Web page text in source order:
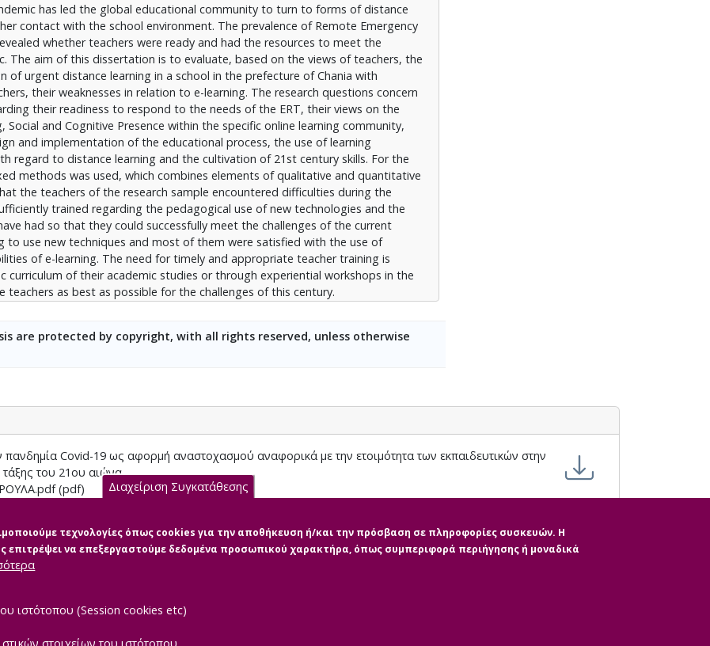
είτε μέσω του βασικού κορμού των πανεπιστημιακών τμημάτων είτε
δια βίου μάθησης, προκειμένου να προετοιμαστούν όσο το δυνατόν
has led the global educational community to turn to forms of distance
contact with the school environment. The prevalence of Remote Emergency
whether teachers were ready and had the resources to meet the
The aim of this dissertation is to evaluate, based on the views of teachers, the
urgent distance learning in a school in the prefecture of Chania with
their weaknesses in relation to e-learning. The research questions concern
their readiness to respond to the needs of the ERT, their views on the
and Cognitive Presence within the specific online learning community,
and implementation of the educational process, the use of learning
regard to distance learning and the cultivation of 21st century skills. For the
methods was used, which combines elements of qualitative and quantitative
the teachers of the research sample encountered difficulties during the
trained regarding the pedagogical use of new technologies and the
had so that they could successfully meet the challenges of the current
to use new techniques and most of them were satisfied with the use of
of e-learning. The need for timely and appropriate teacher training is
curriculum of their academic studies or through experiential workshops in the
as best as possible for the challenges of this century.
are protected by copyright, with all rights reserved, unless otherwise
πανδημία Covid-19 ως αφορμή αναστοχασμού αναφορικά με την ετοιμότητα των εκπαιδευτικών στην
του 21ου αιώνα
(pdf)
Διαχείριση Συγκατάθεσης
τεχνολογίες όπως cookies για την αποθήκευση ή/και την πρόσβαση σε πληροφορίες συσκευών. Η
επιτρέψει να επεξεργαστούμε δεδομένα προσωπικού χαρακτήρα, όπως συμπεριφορά περιήγησης ή μοναδικά
ιστότοπου (Session cookies etc)
στοιχείων του ιστότοπου.